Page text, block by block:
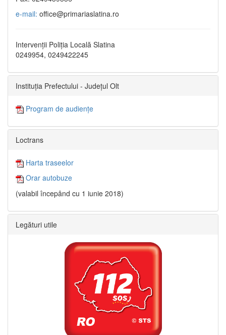
e-mail: office@primariaslatina.ro
Intervenții Poliția Locală Slatina
0249954, 0249422245
Instituția Prefectului - Județul Olt
Program de audiențe
Loctrans
Harta traseelor
Orar autobuze
(valabil începând cu 1 iunie 2018)
Legături utile